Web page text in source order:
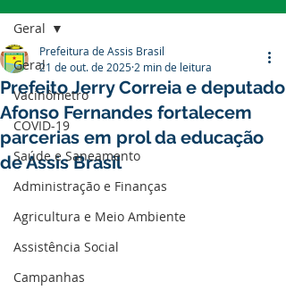
Geral
Vacinômetro
COVID-19
Saúde e Saneamento
Administração e Finanças
Agricultura e Meio Ambiente
Assistência Social
Campanhas
Geral
Prefeito Jerry Correia e deputado
Afonso Fernandes fortalecem
parcerias em prol da educação
de Assis Brasil
Prefeitura de Assis Brasil
21 de out. de 2025 2 min de leitura